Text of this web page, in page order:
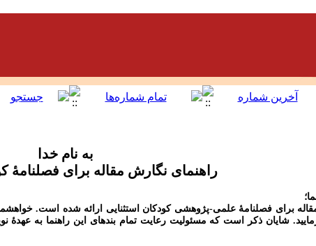
به نام خدا
راهنمای نگارش مقاله برای فصلنامۀ
برای فصلنامۀ علمی-پژوهشی کودکان استثنایی ارائه شده است.
شایان ذکر است که مسئولیت رعایت تمام بندهای این راهنما به عهدۀ